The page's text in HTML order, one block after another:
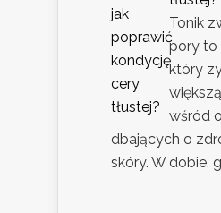
Tonik
pory to
który
wśród
dbających o
skóry. W dobie,